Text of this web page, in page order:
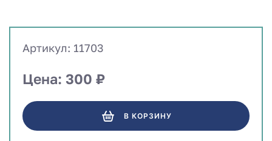
Артикул: 11703
Цена: 300 ₽
В КОРЗИНУ